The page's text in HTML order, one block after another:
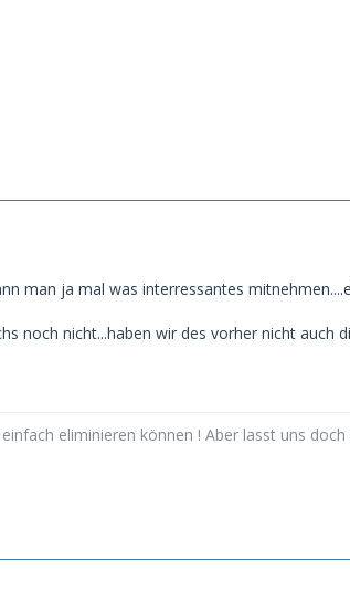
man ja mal was interressantes
noch nicht...haben wir des vorher nicht auch
eliminieren können ! Aber lasst uns